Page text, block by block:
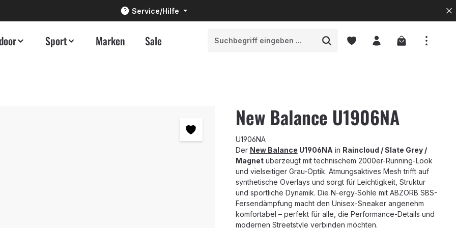
Service/Hilfe
Sport Marken Sale Warenkorb
New Balance U1906NA
U1906NA
Der New Balance U1906NA in Raincloud / Slate Grey /
Magnetüberzeugt mit technischem 2000er-Running-Look
und vielseitiger Grau-Optik. Atmungsaktives Mesh trifft auf
synthetische Overlays und sorgt für Leichtigkeit, Struktur
und sportliche Dynamik. Die N-ergy-Sohle mit ABZORB SBS-
Fersendämpfung macht den Unisex-Sneaker angenehm
komfortabel – perfekt für alle, die Performance-Details und
modernen Streetstyle verbinden möchten.